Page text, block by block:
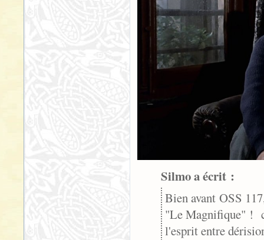
Silmo a écrit :
Bien avant OSS
"Le Magnifique" !
l'esprit entre